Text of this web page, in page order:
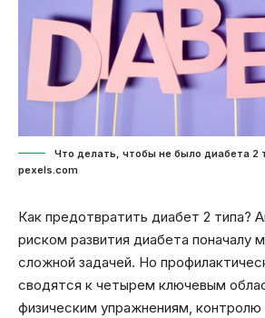
Что делать, чтобы не было диабета 2
pexels.com
Как предотвратить диабет 2 типа?
риском развития диабета поначалу
сложной задачей. Но
сводятся к четырем ключевым
физическим упражнениям,